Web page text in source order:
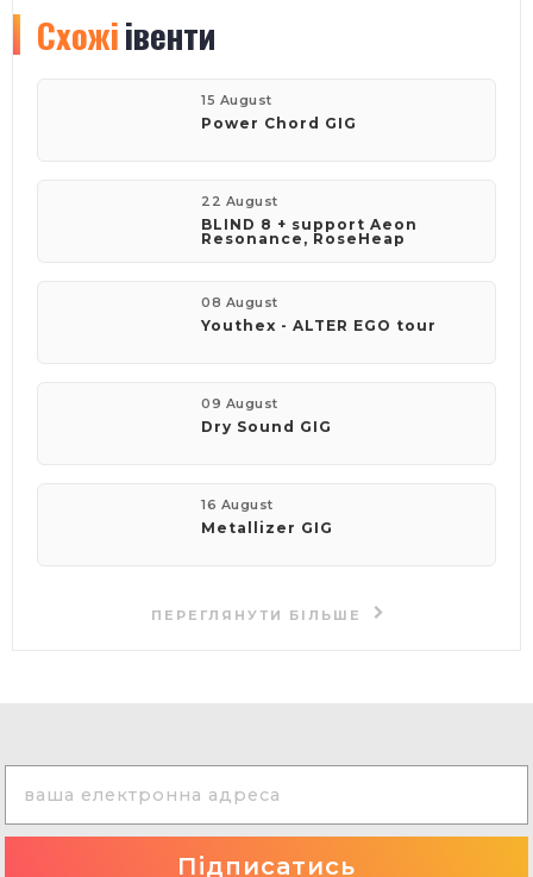
Схожіівенти
15 August
Power Chord GIG
22 August
BLIND 8 + support Aeon
Resonance, RoseHeap
08 August
Youthex - ALTER EGO tour
09 August
Dry Sound GIG
16 August
Metallizer GIG
ПЕРЕГЛЯНУТИ БІЛЬШЕ